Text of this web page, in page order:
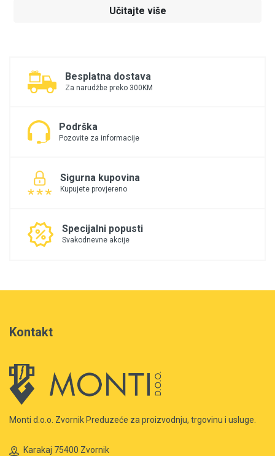
Učitajte više
Besplatna dostava
Za narudžbe preko 300KM
Podrška
Pozovite za informacije
Sigurna kupovina
Kupujete provjereno
Specijalni popusti
Svakodnevne akcije
Kontakt
Monti d.o.o. Zvornik Preduzeće za proizvodnju, trgovinu i usluge.
Karakaj 75400 Zvornik